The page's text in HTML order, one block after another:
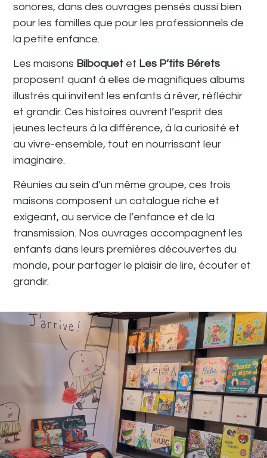
sonores, dans des ouvrages pensés aussi bien
pour les familles que pour les professionnels de
la petite enfance.
Les maisons Bilboquet et Les P’tits Bérets
proposent quant à elles de magnifiques albums
illustrés qui invitent les enfants à rêver, réfléchir
et grandir. Ces histoires ouvrent l’esprit des
jeunes lecteurs à la différence, à la curiosité et
au vivre-ensemble, tout en nourrissant leur
imaginaire.
Réunies au sein d’un même groupe, ces trois
maisons composent un catalogue riche et
exigeant, au service de l’enfance et de la
transmission. Nos ouvrages accompagnent les
enfants dans leurs premières découvertes du
monde, pour partager le plaisir de lire, écouter et
grandir.